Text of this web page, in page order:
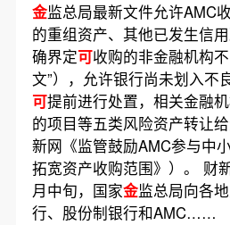
金监总局最新文件允许AMC
的重组资产、其他已发生信
确界定可收购的非金融机构
文”），允许银行尚未划入不
可提前进行处置，相关金融
的项目等五类风险资产转让
新网《监管鼓励AMC参与中
拓宽资产收购范围》）。 财
月中旬，国家金监总局向各
行、股份制银行和AMC……